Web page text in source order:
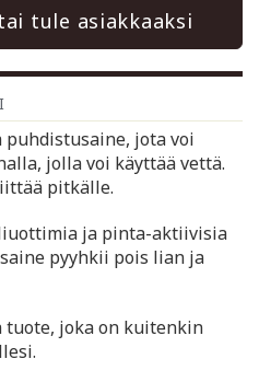
tule asiakkaaksi
jota voi
jolla voi käyttää vettä.
pitkälle.
ja pinta-aktiivisia
pyyhkii pois lian ja
tuote, joka on kuitenkin